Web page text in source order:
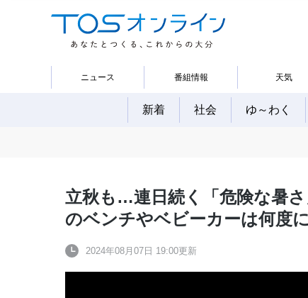
ニュース 番組情報 天気
新着 社会 ゆ～わく
立秋も…連日続く「危険な暑
のベンチやベビーカーは何度
2024年08月07日 19:00更新